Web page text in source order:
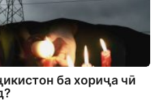
ба хориҷа чӣ